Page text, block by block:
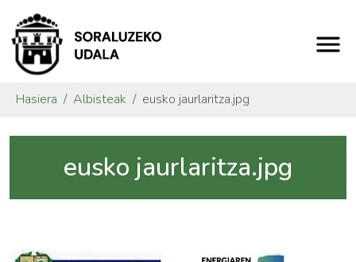
Hasiera Albisteak eusko jaurlaritza.jpg
eusko jaurlaritza.jpg